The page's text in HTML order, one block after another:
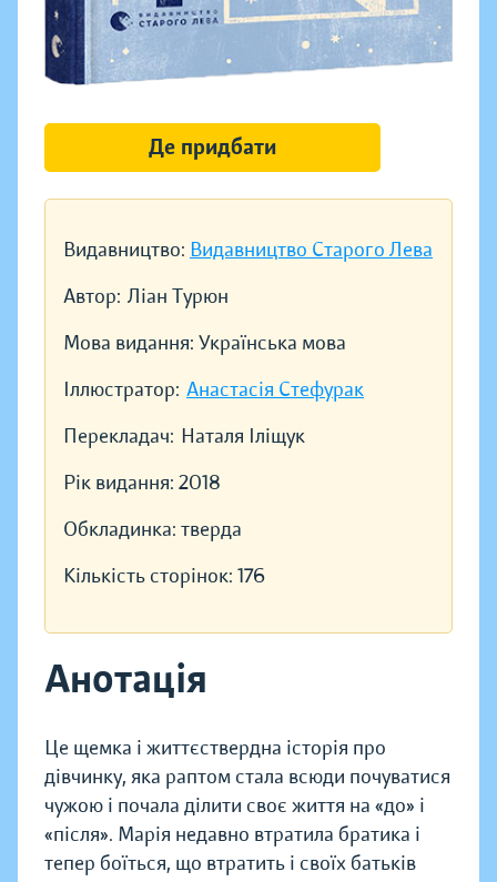
Видавництво: Видавництво Старого Лева
Автор: Ліан Турюн
Мова видання: Українська мова
Іллюстратор: Анастасія Стефурак
Перекладач: Наталя Іліщук
Рік видання: 2018
Обкладинка: тверда
Кількість сторінок: 176
Анотація
Це щемка і життєствердна історія про
дівчинку, яка раптом стала всюди почуватися
чужою і почала ділити своє життя на «до» і
«після». Марія недавно втратила братика і
тепер боїться, що втратить і своїх батьків
Де придбати